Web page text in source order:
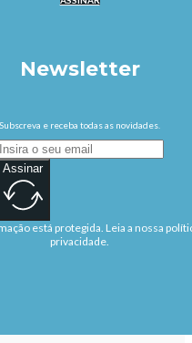
Newsletter
Subscreva e receba todas as novidades.
Assinar
está protegida. Leia a nossa
privacidade.